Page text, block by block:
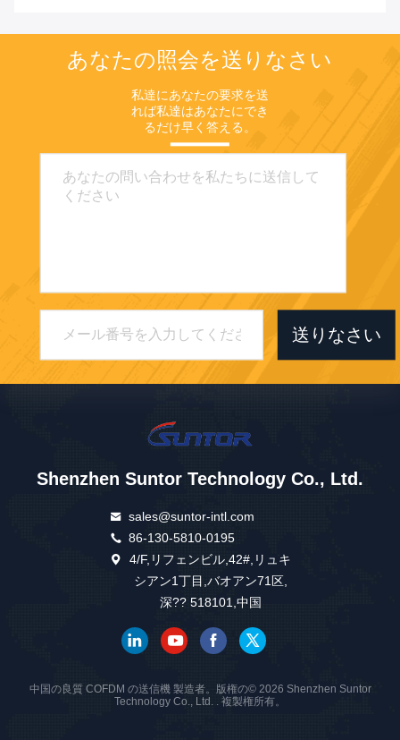
あなたの照会を送りなさい
私達にあなたの要求を送
れば私達はあなたにでき
るだけ早く答える。
送りなさい
Shenzhen Suntor Technology Co., Ltd.
sales@suntor-intl.com
86-130-5810-0195
4/F,リフェンビル,42#,リュキ
シアン1丁目,バオアン71区,
深?? 518101,中国
中国の良質 COFDM の送信機 製造者。版権の© 2026 Shenzhen Suntor
Technology Co., Ltd. . 複製権所有。